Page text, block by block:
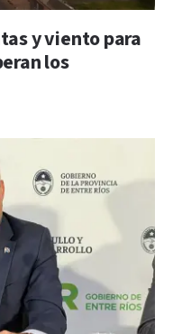
y viento para
los